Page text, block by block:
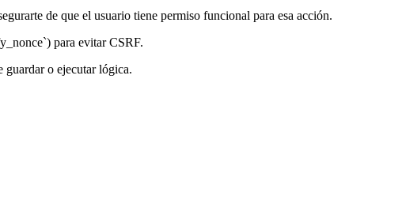
de que el usuario tiene permiso funcional para esa acción.
para evitar CSRF.
guardar o ejecutar lógica.